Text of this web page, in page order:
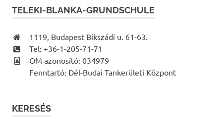
TELEKI-BLANKA-GRUNDSCHULE
1119, Budapest Bikszádi u. 61-63.
Tel: +36-1-205-71-71
OM azonosító: 034979
Fenntartó: Dél-Budai Tankerületi Központ
KERESÉS